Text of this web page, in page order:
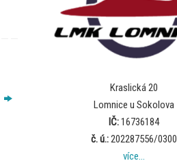
Kraslická 20
Lomnice u Sokolova
IČ:16736184
č. ú.:202287556/0300
více…